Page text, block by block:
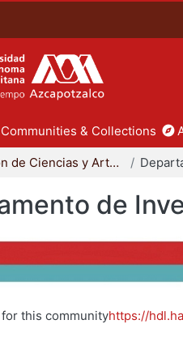
Communities & Collections
División de Ciencias y Artes para el Diseño
de
this communityhttps://